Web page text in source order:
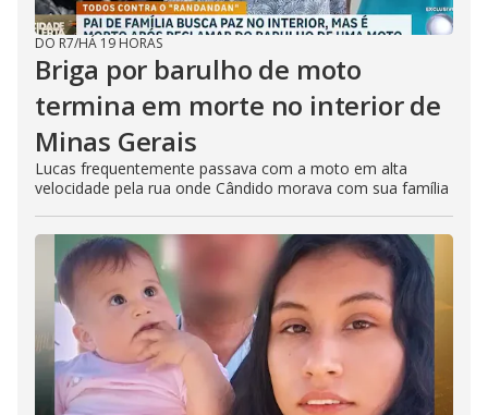
DO R7/HÁ 19 HORAS
Briga por barulho de moto
termina em morte no interior de
Minas Gerais
Lucas frequentemente passava com a moto em alta
velocidade pela rua onde Cândido morava com sua família